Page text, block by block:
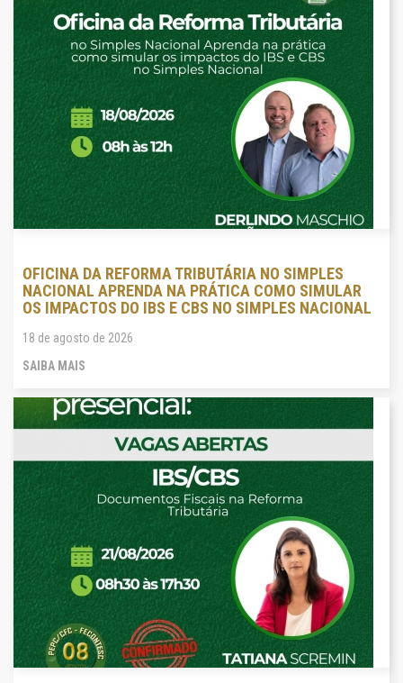
OFICINA DA REFORMA TRIBUTÁRIA NO SIMPLES
NACIONAL APRENDA NA PRÁTICA COMO SIMULAR
OS IMPACTOS DO IBS E CBS NO SIMPLES NACIONAL
18 de agosto de 2026
SAIBA MAIS